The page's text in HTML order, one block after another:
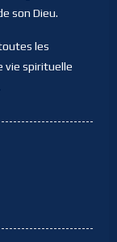
son Dieu.
les
vie spirituelle